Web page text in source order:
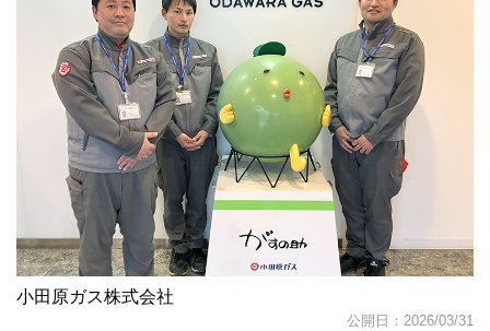
小田原ガス株式会社
公開日：2026/03/31